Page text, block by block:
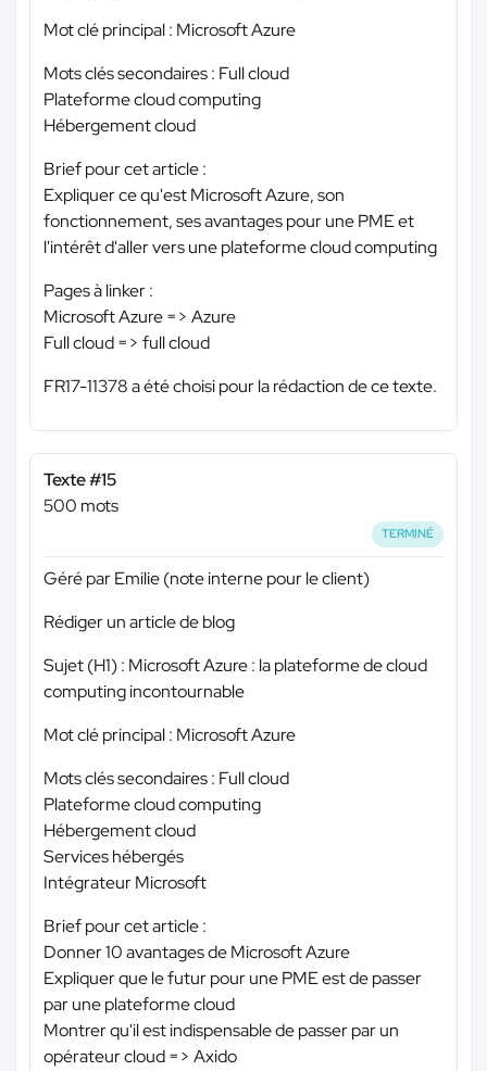
Mot clé principal : Microsoft Azure
Mots clés secondaires : Full cloud
Plateforme cloud computing
Hébergement cloud
Brief pour cet article :
Expliquer ce qu'est Microsoft Azure, son
fonctionnement, ses avantages pour une PME et
l'intérêt d'aller vers une plateforme cloud computing
Pages à linker :
Microsoft Azure => Azure
Full cloud => full cloud
FR17-11378 a été choisi pour la rédaction de ce texte.
Texte #15
500 mots
TERMINÉ
Géré par Emilie (note interne pour le client)
Rédiger un article de blog
Sujet (H1) : Microsoft Azure : la plateforme de cloud
computing incontournable
Mot clé principal : Microsoft Azure
Mots clés secondaires : Full cloud
Plateforme cloud computing
Hébergement cloud
Services hébergés
Intégrateur Microsoft
Brief pour cet article :
Donner 10 avantages de Microsoft Azure
Expliquer que le futur pour une PME est de passer
par une plateforme cloud
Montrer qu'il est indispensable de passer par un
opérateur cloud => Axido